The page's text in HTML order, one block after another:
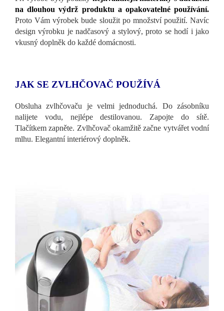
na dlouhou výdrž produktu a opakovatelné používání.
Proto Vám výrobek bude sloužit po množství použití. Navíc
design výrobku je nadčasový a stylový, proto se hodí i jako
vkusný doplněk do každé domácnosti.
JAK SE ZVLHČOVAČ POUŽÍVÁ
Obsluha zvlhčovaču je velmi jednoduchá. Do zásobníku
nalijete vodu, nejlépe destilovanou. Zapojte do sítě.
Tlačítkem zapněte. Zvlhčovač okamžitě začne vytvářet vodní
mlhu. Elegantní interiérový doplněk.